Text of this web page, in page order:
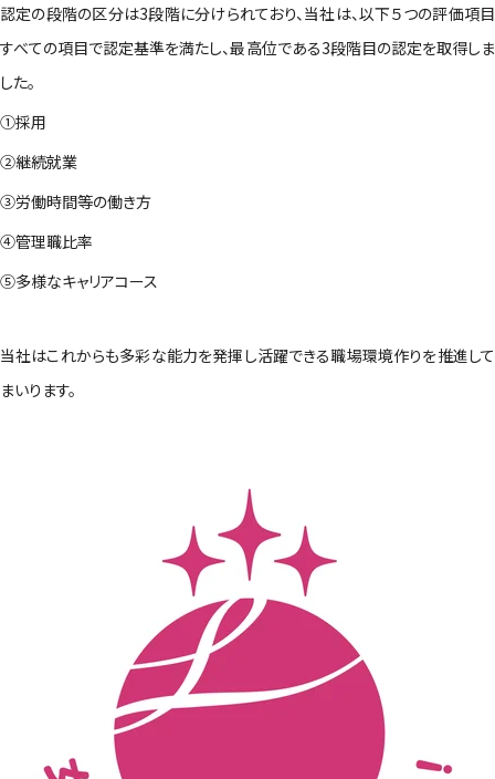
認定の段階の区分は3段階に分けられており、当社は、以下５つの評価項目
すべての項目で認定基準を満たし、最高位である3段階目の認定を取得しま
した。
①採用
②継続就業
③労働時間等の働き方
④管理職比率
⑤多様なキャリアコース
当社はこれからも多彩な能力を発揮し活躍できる職場環境作りを推進して
まいります。